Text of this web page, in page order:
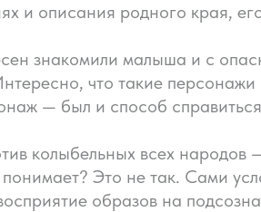
и описания родного края,
знакомили малыша и с
что такие
— был и способ
колыбельных всех
Это не так. Сами
образов на